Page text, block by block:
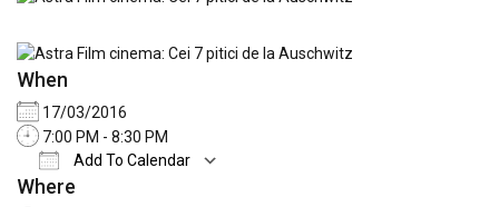
When
17/03/2016
7:00 PM - 8:30 PM
Add To Calendar
Download ICS
Where